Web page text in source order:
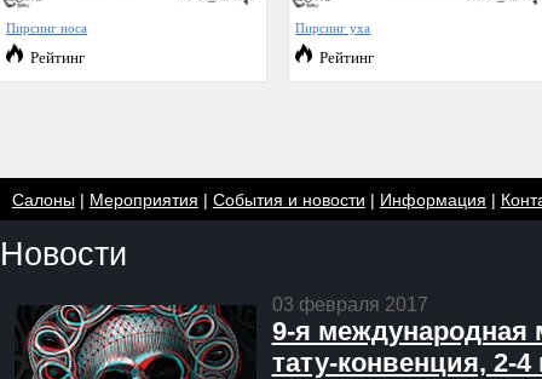
Пирсинг носа
Рейтинг
Пирсинг уха
Рейтинг
Салоны| Мероприятия | События и новости | Информация |
Новости
03 февраля 2017
9-я международная
тату-конвенция, 2-